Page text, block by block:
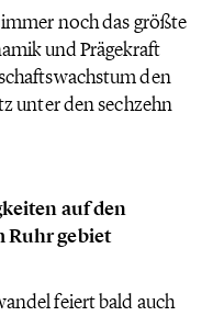
noch das größte
und Prägekraft
den
unter den sechzehn
auf den
Ruhr gebiet
feiert bald auch